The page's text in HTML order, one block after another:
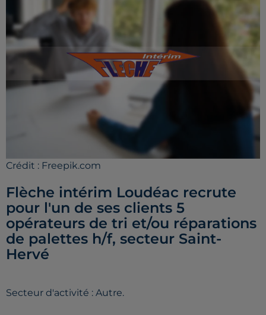
Crédit : Freepik.com
Flèche intérim Loudéac recrute
pour l'un de ses clients 5
opérateurs de tri et/ou réparations
de palettes h/f, secteur Saint-
Hervé
Secteur d'activité : Autre.